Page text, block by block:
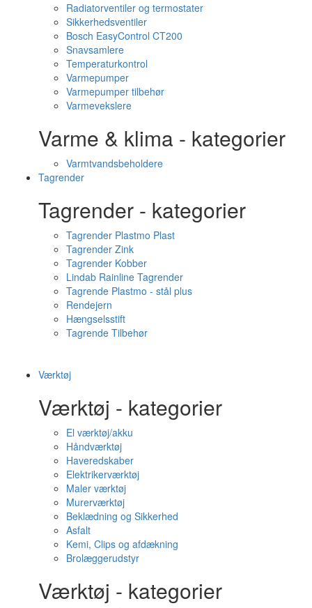
Radiatorventiler og termostater
Sikkerhedsventiler
Bosch EasyControl CT200
Snavsamlere
Temperaturkontrol
Varmepumper
Varmepumper tilbehør
Varmevekslere
Varme & klima - kategorier
Varmtvandsbeholdere
Tagrender
Tagrender - kategorier
Tagrender Plastmo Plast
Tagrender Zink
Tagrender Kobber
Lindab Rainline Tagrender
Tagrende Plastmo - stål plus
Rendejern
Hængselsstift
Tagrende Tilbehør
Værktøj
Værktøj - kategorier
El værktøj/akku
Håndværktøj
Haveredskaber
Elektrikerværktøj
Maler værktøj
Murerværktøj
Beklædning og Sikkerhed
Asfalt
Kemi, Clips og afdækning
Brolæggerudstyr
Værktøj - kategorier